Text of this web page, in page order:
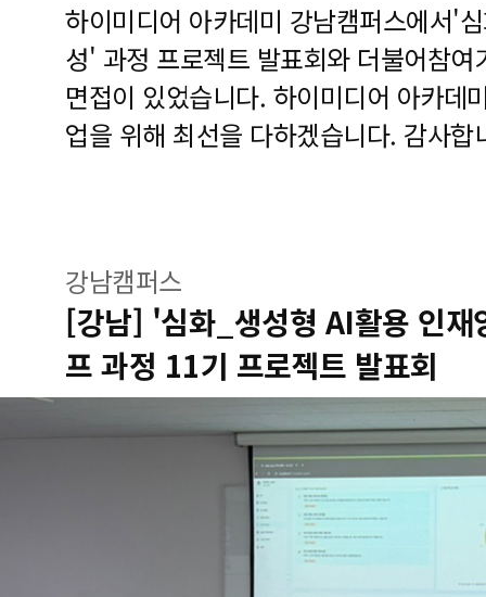
하이미디어 아카데미 강남캠퍼스에서'
성' 과정 프로젝트 발표회와 더불어참여
면접이 있었습니다. 하이미디어 아카데
업을 위해 최선을 다하겠습니다. 감사합
강남캠퍼스
[강남] '심화_생성형 AI활용 인재
프 과정 11기 프로젝트 발표회